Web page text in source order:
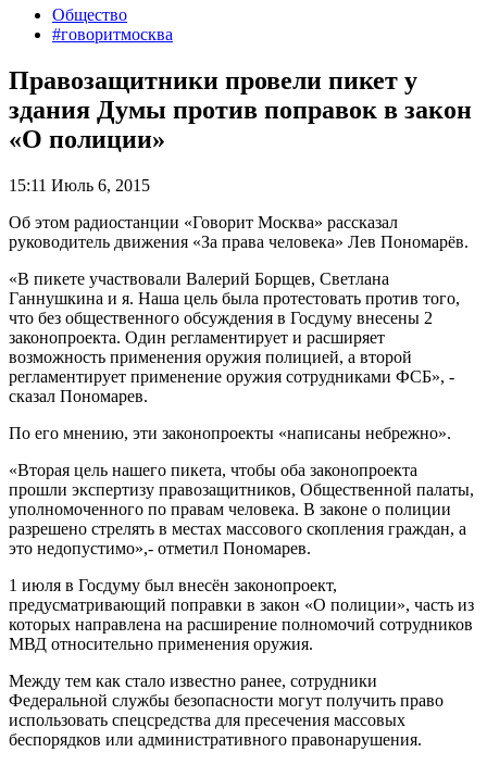
Общество
#говоритмосква
Правозащитники провели пикет у
здания Думы против поправок в закон
«О полиции»
15:11 Июль 6, 2015
Об этом радиостанции «Говорит Москва» рассказал
руководитель движения «За права человека» Лев Пономарёв.
«В пикете участвовали Валерий Борщев, Светлана
Ганнушкина и я. Наша цель была протестовать против того,
что без общественного обсуждения в Госдуму внесены 2
законопроекта. Один регламентирует и расширяет
возможность применения оружия полицией, а второй
регламентирует применение оружия сотрудниками ФСБ», -
сказал Пономарев.
По его мнению, эти законопроекты «написаны небрежно».
«Вторая цель нашего пикета, чтобы оба законопроекта
прошли экспертизу правозащитников, Общественной палаты,
уполномоченного по правам человека. В законе о полиции
разрешено стрелять в местах массового скопления граждан, а
это недопустимо»,- отметил Пономарев.
1 июля в Госдуму был внесён законопроект,
предусматривающий поправки в закон «О полиции», часть из
которых направлена на расширение полномочий сотрудников
МВД относительно применения оружия.
Между тем как стало известно ранее, сотрудники
Федеральной службы безопасности могут получить право
использовать спецсредства для пресечения массовых
беспорядков или административного правонарушения.